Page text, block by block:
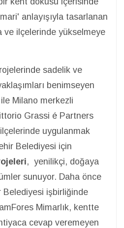
anlayışıyla tasarlanan
ve ilçelerinde yükselmeye
sadelik ve
benimseyen
Milano merkezli
Grassi é Partners
uygulanmak
Belediyesi için
, yenilikçi, doğaya
sunuyor. Daha önce
Belediyesi işbirliğinde
Mimarlık, kentte
cevap veremeyen